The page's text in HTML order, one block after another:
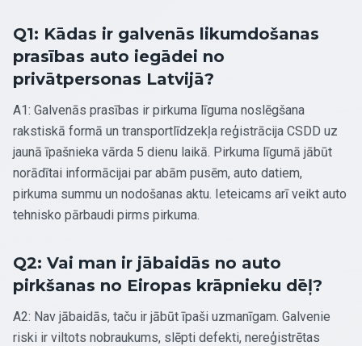
Q1: Kādas ir galvenās likumdošanas
prasības auto iegādei no
privātpersonas Latvijā?
A1: Galvenās prasības ir pirkuma līguma noslēgšana
rakstiskā formā un transportlīdzekļa reģistrācija CSDD uz
jaunā īpašnieka vārda 5 dienu laikā. Pirkuma līgumā jābūt
norādītai informācijai par abām pusēm, auto datiem,
pirkuma summu un nodošanas aktu. Ieteicams arī veikt auto
tehnisko pārbaudi pirms pirkuma.
Q2: Vai man ir jābaidās no auto
pirkšanas no Eiropas krāpnieku dēļ?
A2: Nav jābaidās, taču ir jābūt īpaši uzmanīgam. Galvenie
riski ir viltots nobraukums, slēpti defekti, nereģistrētas